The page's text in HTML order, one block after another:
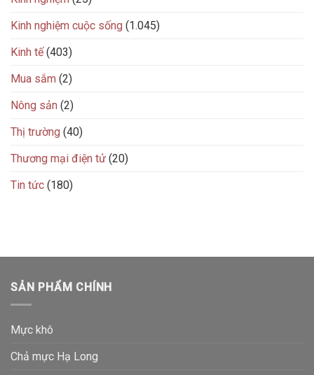
Kinh nghiệm cuộc sống (1.045)
Kinh tế(403)
Mua sắm (2)
Nông sản (2)
Thị trường (40)
Thương mại điện tử (20)
Tin tức (180)
SẢN PHẨM CHÍNH
Mực khô
Chả mực Hạ Long